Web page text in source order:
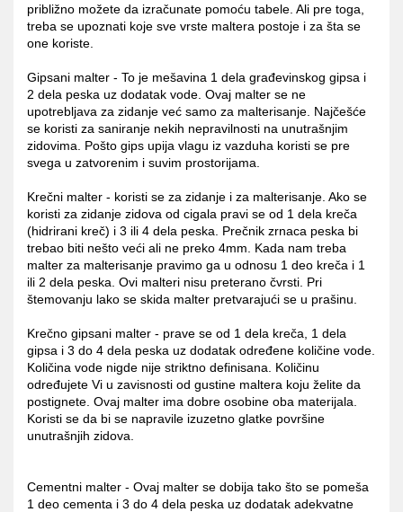
približno možete da izračunate pomoću tabele. Ali pre toga,
treba se upoznati koje sve vrste maltera postoje i za šta se
one koriste.
Gipsani malter - To je mešavina 1 dela građevinskog gipsa i
2 dela peska uz dodatak vode. Ovaj malter se ne
upotrebljava za zidanje već samo za malterisanje. Najčešće
se koristi za saniranje nekih nepravilnosti na unutrašnjim
zidovima. Pošto gips upija vlagu iz vazduha koristi se pre
svega u zatvorenim i suvim prostorijama.
Krečni malter - koristi se za zidanje i za malterisanje. Ako se
koristi za zidanje zidova od cigala pravi se od 1 dela kreča
(hidrirani kreč) i 3 ili 4 dela peska. Prečnik zrnaca peska bi
trebao biti nešto veći ali ne preko 4mm. Kada nam treba
malter za malterisanje pravimo ga u odnosu 1 deo kreča i 1
ili 2 dela peska. Ovi malteri nisu preterano čvrsti. Pri
štemovanju lako se skida malter pretvarajući se u prašinu.
Krečno gipsani malter - prave se od 1 dela kreča, 1 dela
gipsa i 3 do 4 dela peska uz dodatak određene količine vode.
Količina vode nigde nije striktno definisana. Količinu
određujete Vi u zavisnosti od gustine maltera koju želite da
postignete. Ovaj malter ima dobre osobine oba materijala.
Koristi se da bi se napravile izuzetno glatke površine
unutrašnjih zidova.
Cementni malter - Ovaj malter se dobija tako što se pomeša
1 deo cementa i 3 do 4 dela peska uz dodatak adekvatne